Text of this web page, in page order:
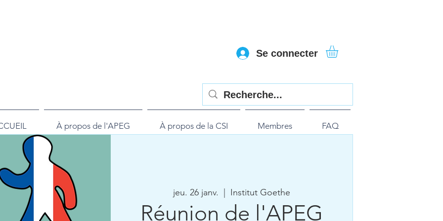
Se connecter
À propos de l'APEG À propos de la CSI Membres FAQ
jeu. 26 janv. Institut Goethe
Réunion de l'APEG